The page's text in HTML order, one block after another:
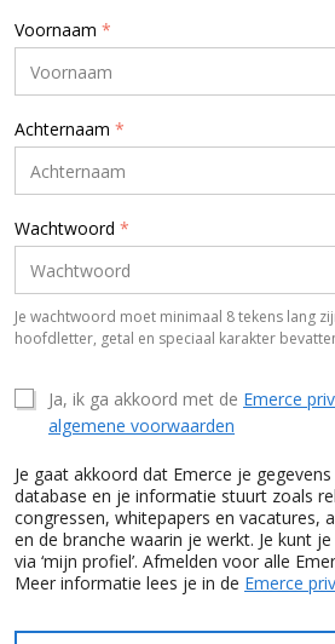
Voornaam *
Achternaam *
Wachtwoord *
Je wachtwoord moet minimaal 8 tekens lang
hoofdletter, getal en speciaal karakter
Ja, ik ga akkoord met de Emerce
algemene voorwaarden
Je gaat akkoord dat Emerce je
database en je informatie stuurt zoals
congressen, whitepapers en vacatures,
en de branche waarin je werkt. Je kunt
via ‘mijn profiel’. Afmelden voor alle
Meer informatie lees je in de Emerce